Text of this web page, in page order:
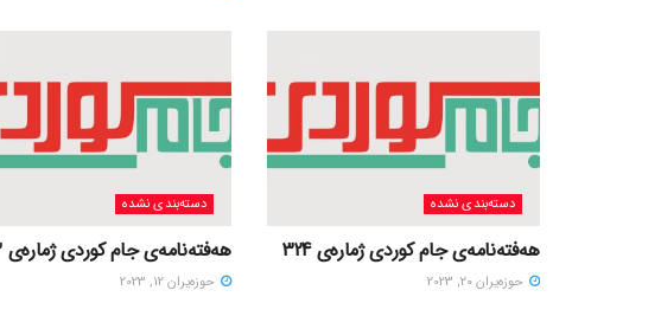
دسته‌بندی نشده
هەفتەنامەی جام کوردی ژمارەی 324
حوزه‌یران 20, 2023
دسته‌بندی نشده
هەفتەنامەی جام کوردی ژمارەی 323
حوزه‌یران 12, 2023